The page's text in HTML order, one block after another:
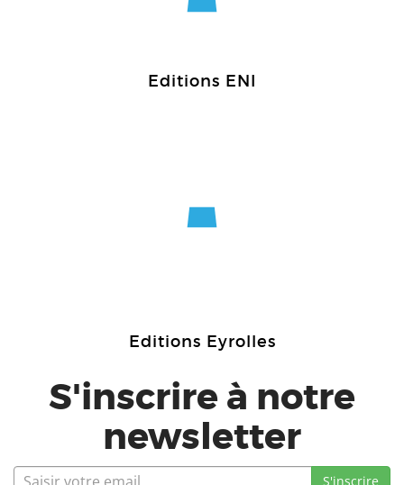
Editions ENI
Editions Eyrolles
S'inscrire à notre
newsletter